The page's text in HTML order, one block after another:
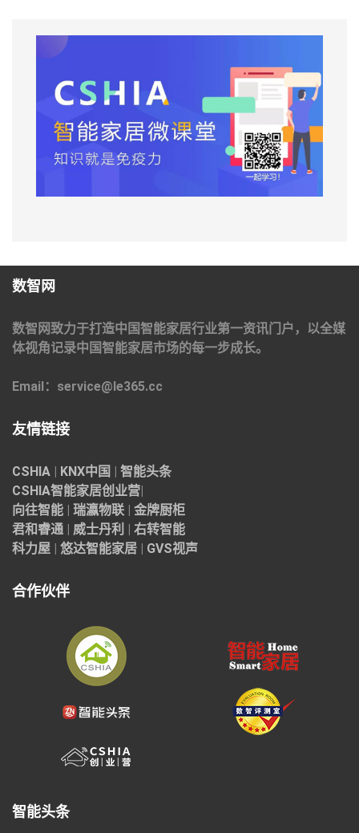
数智网
数智网致力于打造中国智能家居行业第一资讯门户，以全媒
体视角记录中国智能家居市场的每一步成长。
Email：service@le365.cc
友情链接
CSHIA KNX中国
智能头条
CSHIA智能家居创业营
向往智能
瑞瀛物联
金牌厨柜
君和睿通
威士丹利
右转智能
科力屋
悠达智能家居 GVS视声
合作伙伴
智能头条